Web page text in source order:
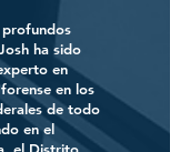
ha sido
en
en los
de todo
en el